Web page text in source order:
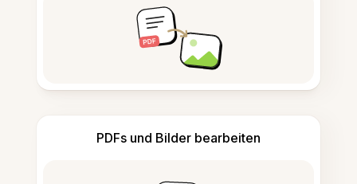
PDFs und Bilder bearbeiten